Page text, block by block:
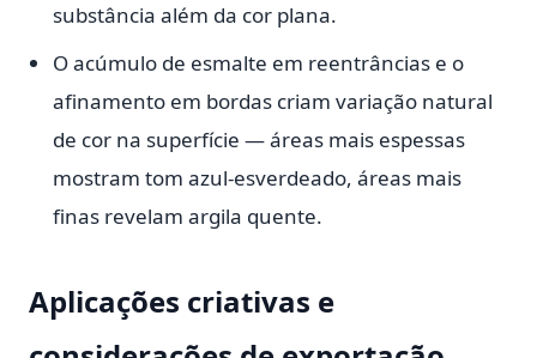
substância além da cor plana.
O acúmulo de esmalte em reentrâncias e o
afinamento em bordas criam variação natural
de cor na superfície — áreas mais espessas
mostram tom azul-esverdeado, áreas mais
finas revelam argila quente.
Aplicações criativas e